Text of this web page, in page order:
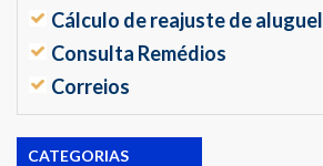
Cálculo de reajuste de aluguel
Consulta Remédios
Correios
CATEGORIAS